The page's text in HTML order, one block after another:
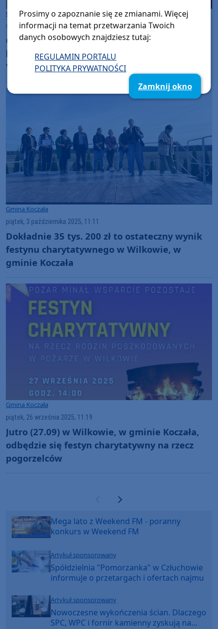
Gmina Koczała
środa, 5 listopada 2025, 06:45
Gmina Koczała ponawia starania o powrót
karetki. Wójt wysłał pismo do wojewody.
"Jednostka ratownicza powinna stacjonować
Gmina Koczała
piątek, 3 października 2025, 11:11
Dokładnie 35 tys. 200 zł to ostateczny wynik
festynu charytatywnego w Wilkowie, w
gminie Koczała
Gmina Koczała
piątek, 26 września 2025, 11:19
Jutro (27.09) w Wilkowie, w gminie Koczała,
odbędzie się festyn charytatywny na rzecz
pogorzelców
Poprzednia strona
Następna strona
Mega lato z Weekend FM - poranny
konkurs w Weekend FM
Artykuł sponsorowany
Spółdzielnia "Pomorzanka" w Człuchowie
informuje o przetargach i ofertach najmu
Artykuł sponsorowany
Nowoczesne wykończenia ścian. Dlaczego
SPC, WPC i fornir kamienny zyskują na
Prosimy o zapoznanie się ze zmianami. Więcej
informacji na temat przetwarzania Twoich
danych osobowych znajdziesz tutaj:
REGULAMIN PORTALU
POLITYKA PRYWATNOŚCI
Zamknij okno